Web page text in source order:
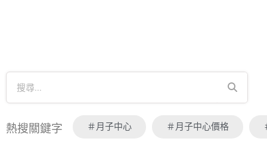
熱搜關鍵字 ＃月子中心 ＃月子中心價格